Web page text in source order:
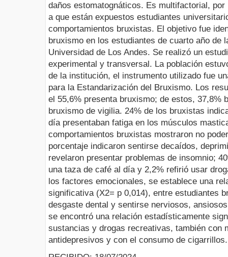
daños estomatognáticos. Es multifactorial,
a que están expuestos estudiantes
comportamientos bruxistas. El objetivo fue
bruxismo en los estudiantes de cuarto año de
Universidad de Los Andes. Se realizó un
experimental y transversal. La población
de la institución, el instrumento utilizado fue
para la Estandarización del Bruxismo. Los
el 55,6% presenta bruxismo; de estos, 37,8%
bruxismo de vigilia. 24% de los bruxistas
día presentaban fatiga en los músculos
comportamientos bruxistas mostraron no
porcentaje indicaron sentirse decaídos,
revelaron presentar problemas de insomnio;
una taza de café al día y 2,2% refirió usar
los factores emocionales, se establece una
significativa (X2= p 0,014), entre estudiantes
desgaste dental y sentirse nerviosos,
se encontró una relación estadísticamente
sustancias y drogas recreativas, también con
antidepresivos y con el consumo de cigarrillos.